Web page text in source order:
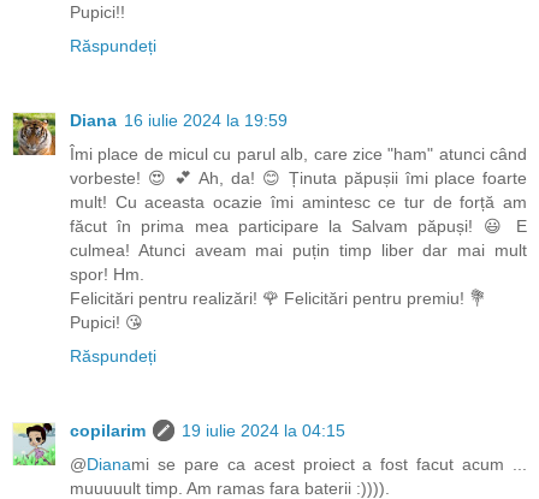
Pupici!!
Răspundeți
Diana 16 iulie 2024 la 19:59
Îmi place de micul cu parul alb, care zice "ham" atunci când
vorbeste! 😍 💕 Ah, da! 😊 Ținuta păpușii îmi place foarte
mult! Cu aceasta ocazie îmi amintesc ce tur de forță am
făcut în prima mea participare la Salvam păpuși! 😃 E
culmea! Atunci aveam mai puțin timp liber dar mai mult
spor! Hm.
Felicitări pentru realizări! 🌹 Felicitări pentru premiu! 💐
Pupici! 😘
Răspundeți
copilarim
19 iulie 2024 la 04:15
@Dianami se pare ca acest proiect a fost facut acum ...
muuuuult timp. Am ramas fara baterii :)))).